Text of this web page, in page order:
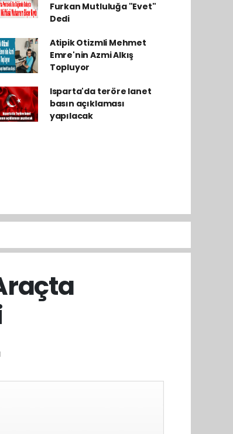
Furkan Mutluluğa "Evet"
Dedi
Atipik Otizmli Mehmet
Emre'nin Azmi Alkış
Topluyor
Isparta'da teröre lanet
basın açıklaması
yapılacak